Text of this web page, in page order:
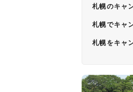
札幌のキャ
札幌でキャ
札幌をキャ